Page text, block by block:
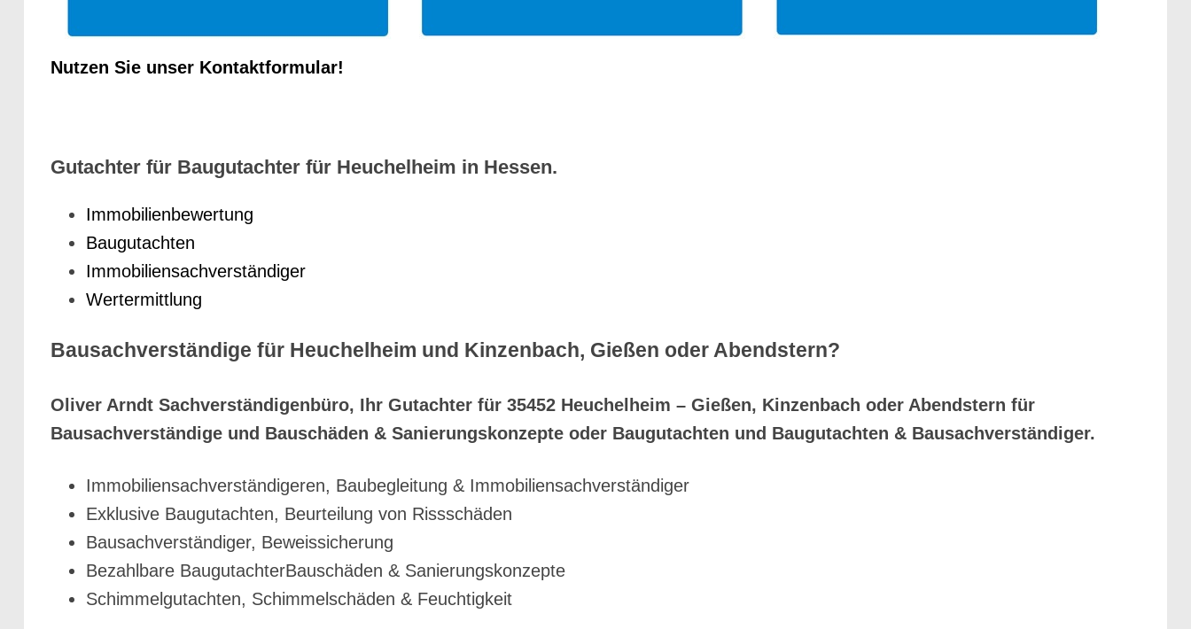
Nutzen Sie unser Kontaktformular!
Gutachter für Baugutachter für Heuchelheim in Hessen.
Immobilienbewertung
Baugutachten
Immobiliensachverständiger
Wertermittlung
Bausachverständige für Heuchelheim und Kinzenbach, Gießen oder Abendstern?
Oliver Arndt Sachverständigenbüro, Ihr Gutachter für 35452 Heuchelheim – Gießen, Kinzenbach oder Abendstern für
Bausachverständige und Bauschäden & Sanierungskonzepte oder Baugutachten und Baugutachten & Bausachverständiger.
Immobiliensachverständigeren, Baubegleitung & Immobiliensachverständiger
Exklusive Baugutachten, Beurteilung von Rissschäden
Bausachverständiger, Beweissicherung
Bezahlbare BaugutachterBauschäden & Sanierungskonzepte
Schimmelgutachten, Schimmelschäden & Feuchtigkeit